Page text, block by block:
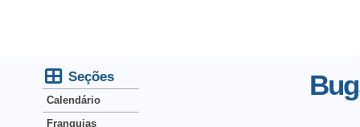
Seções
Calendário
Franquias